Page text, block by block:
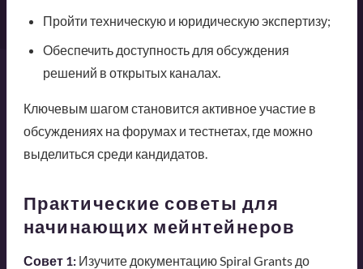
Пройти техническую и юридическую экспертизу;
Обеспечить доступность для обсуждения
решений в открытых каналах.
Ключевым шагом становится активное участие в
обсуждениях на форумах и тестнетах, где можно
выделиться среди кандидатов.
Практические советы для
начинающих мейнтейнеров
Совет 1:Изучите документацию Spiral Grants до